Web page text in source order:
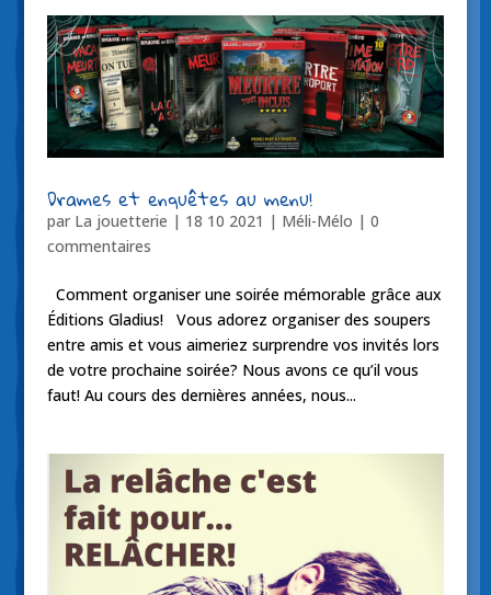
Drames et enquêtes au menu!
par La jouetterie | 18 10 2021 | Méli-Mélo | 0
commentaires
Comment organiser une soirée mémorable grâce aux
Éditions Gladius! Vous adorez organiser des soupers
entre amis et vous aimeriez surprendre vos invités lors
de votre prochaine soirée? Nous avons ce qu’il vous
faut! Au cours des dernières années, nous...